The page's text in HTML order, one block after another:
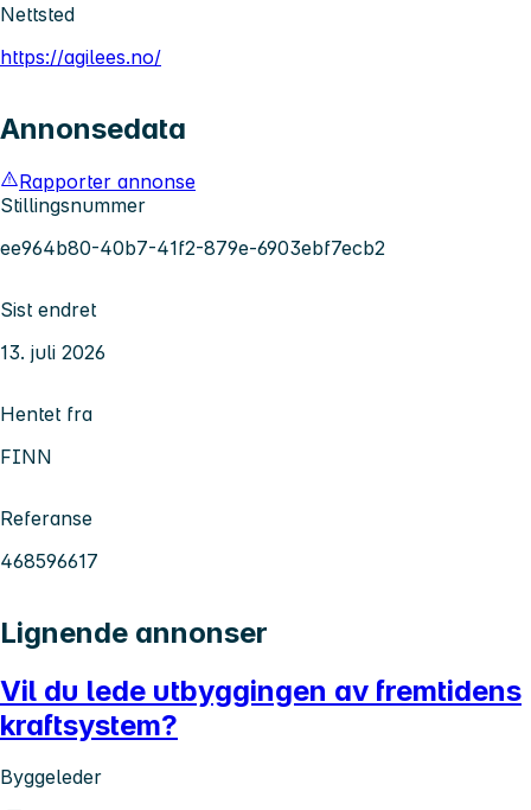
Nettsted
https://agilees.no/
Annonsedata
Rapporter annonse
Stillingsnummer
ee964b80-40b7-41f2-879e-6903ebf7ecb2
Sist endret
13. juli 2026
Hentet fra
FINN
Referanse
468596617
Lignende annonser
Vil du lede utbyggingen av fremtidens
kraftsystem?
Byggeleder